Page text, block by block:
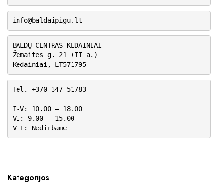
info@baldaipigu.lt
BALDŲ CENTRAS KĖDAINIAI
Žemaitės g. 21 (II a.)
Kėdainiai, LT571795
Tel. +370 347 51783
I-V: 10.00 – 18.00
VI: 9.00 – 15.00
VII: Nedirbame
Kategorijos